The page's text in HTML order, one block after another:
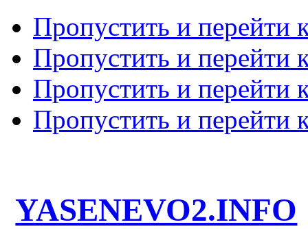
Пропустить и перейти
Пропустить и перейти
Пропустить и перейти
Пропустить и перейти
YASENEVO2.INFO